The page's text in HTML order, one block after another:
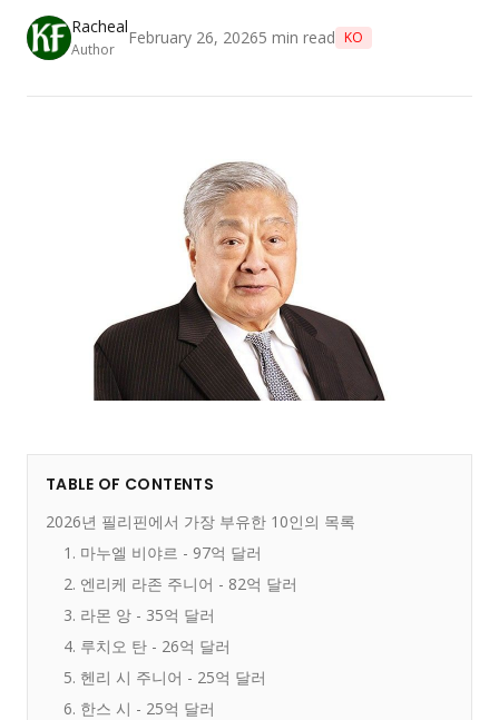
Racheal
Author
February 26, 20265 min read KO
TABLE OF CONTENTS
2026년 필리핀에서 가장 부유한 10인의 목록
1. 마누엘 비야르 - 97억 달러
2. 엔리케 라존 주니어 - 82억 달러
3. 라몬 앙 - 35억 달러
4. 루치오 탄 - 26억 달러
5. 헨리 시 주니어 - 25억 달러
6. 한스 시 - 25억 달러